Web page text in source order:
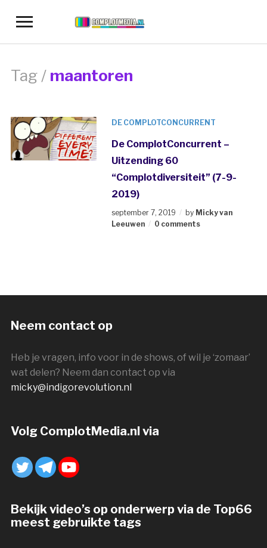
Toggle
navigation
Tag / maantoren
DE COMPLOTCONCURRENT
De ComplotConcurrent –
Uitzending 60
“Complotdiversiteit” (7-9-
2019)
september 7, 2019 by Micky van
Leeuwen
0 comments
Neem contact op
Heb je vragen, info voor in de shows, of wil je ‘zomaar’
wat delen? Neem dan contact op via
micky@indigorevolution.nl
Volg ComplotMedia.nl via
Bekijk video’s op onderwerp via de Top66
meest gebruikte tags